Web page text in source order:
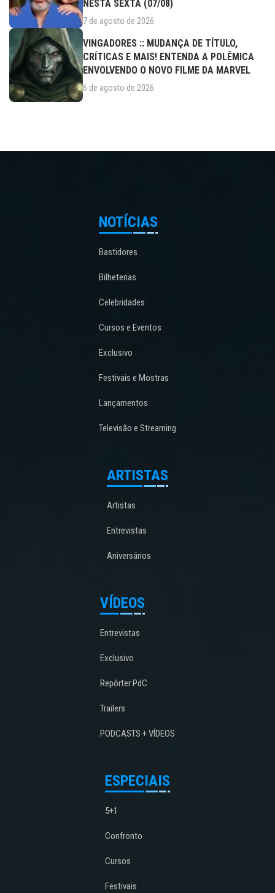
NESTA SEXTA (07/08)
7 de agosto de 2026
VINGADORES :: MUDANÇA DE TÍTULO,
CRÍTICAS E MAIS! ENTENDA A POLÊMICA
ENVOLVENDO O NOVO FILME DA MARVEL
6 de agosto de 2026
NOTÍCIAS
Bastidores
Bilheterias
Celebridades
Cursos e Eventos
Exclusivo
Festivais e Mostras
Lançamentos
Televisão e Streaming
ARTISTAS
Artistas
Entrevistas
Aniversários
VÍDEOS
Entrevistas
Exclusivo
Repórter PdC
Trailers
PODCASTS + VÍDEOS
ESPECIAIS
5+1
Confronto
Cursos
Festivais